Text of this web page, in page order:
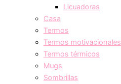
Licuadoras
Casa
Termos
Termos motivacionales
Termos térmicos
Mugs
Sombrillas